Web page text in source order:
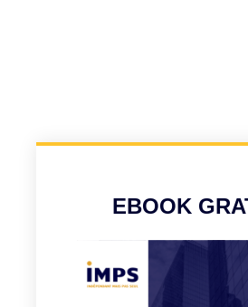
EBOOK